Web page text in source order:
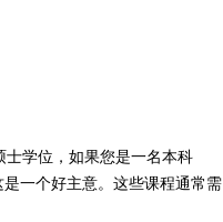
学位，如果您是一名本科
一个好主意。这些课程通常需